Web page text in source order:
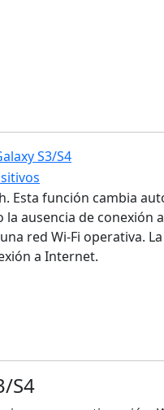
S3/S4
Esta función cambia
ausencia de
red Wi-Fi operativa.
a Internet.
S4